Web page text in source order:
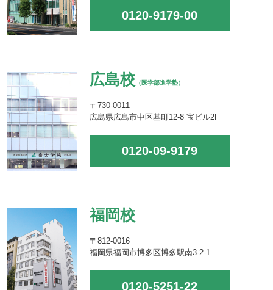
0120-9179-00
広島校 （医学部進学塾）
〒730-0011
広島県広島市中区基町12-8 宝ビル2F
0120-09-9179
福岡校
〒812-0016
福岡県福岡市博多区博多駅南3-2-1
0120-5251-22